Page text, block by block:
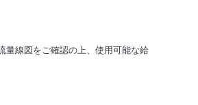
量線図をご確認の上、使用可能な給